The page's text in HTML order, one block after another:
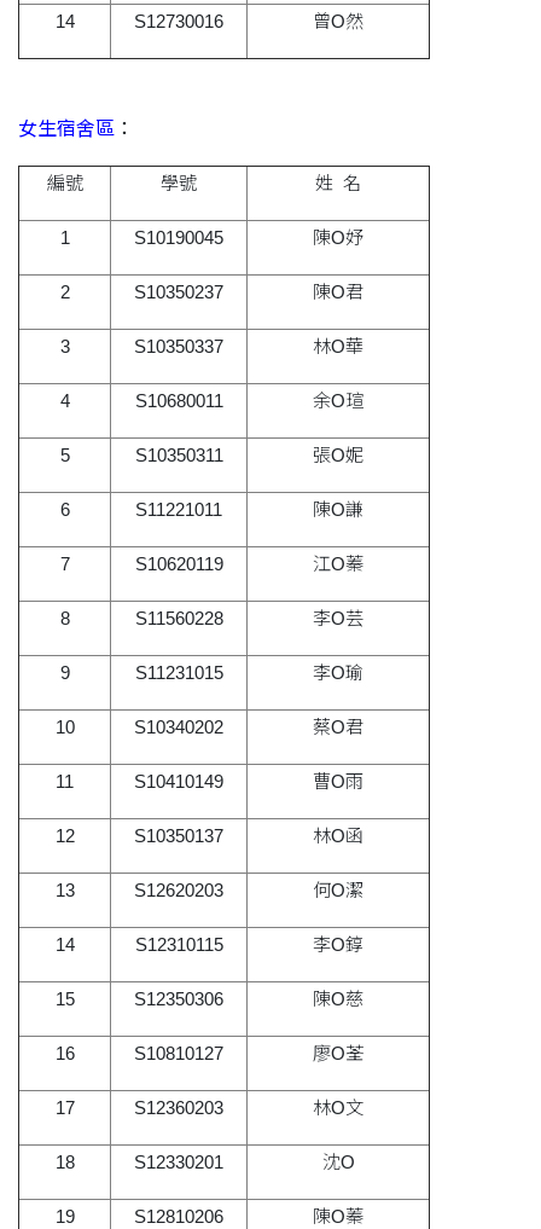
14 S12730016 曾O然
女生宿舍區 ：
編號 學號 姓 名
1 S10190045 陳O妤
2 S10350237 陳O君
3 S10350337 林O華
4 S10680011 余O瑄
5 S10350311 張O妮
6 S11221011 陳O謙
7 S10620119 江O蓁
8 S11560228 李O芸
9 S11231015 李O瑜
10 S10340202 蔡O君
11 S10410149 曹O雨
12 S10350137 林O函
13 S12620203 何O潔
14 S12310115 李O錞
15 S12350306 陳O慈
16 S10810127 廖O荃
17 S12360203 林O文
18 S12330201 沈O
19 S12810206 陳O蓁